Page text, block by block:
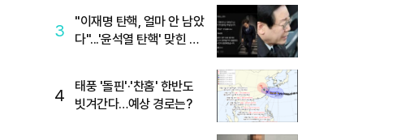
3
"이재명 탄핵, 얼마 안 남았
다"...'윤석열 탄핵' 맞힌 무
4
태풍 '돌핀'·'찬홈' 한반도
빗겨간다…예상 경로는?